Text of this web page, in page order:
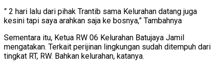
” 2 hari lalu dari pihak Trantib sama Kelurahan datang juga
kesini tapi saya arahkan saja ke bosnya,” Tambahnya
Sementara itu, Ketua RW 06 Kelurahan Batujaya Jamil
mengatakan. Terkait perijinan lingkungan sudah ditempuh dari
tingkat RT, RW. Bahkan kelurahan, katanya.